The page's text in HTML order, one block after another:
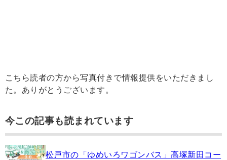
こちら読者の方から写真付きで情報提供をいただきまし
た。ありがとうございます。
今この記事も読まれています
松戸市の「ゆめいろワゴンバス」高塚新田コー